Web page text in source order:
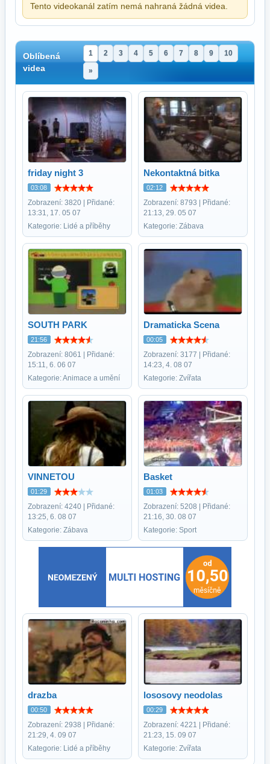
Tento videokanál zatím nemá nahraná žádná videa.
Oblíbená
videa
1 2 3 4 5 6 7 8 9 10
»
friday night 3
03:08
Zobrazení: 3820 | Přidané:
13:31, 17. 05 07
Kategorie: Lidé a příběhy
Nekontaktná bitka
02:12
Zobrazení: 8793 | Přidané:
21:13, 29. 05 07
Kategorie: Zábava
SOUTH PARK
21:56
Zobrazení: 8061 | Přidané:
15:11, 6. 06 07
Kategorie: Animace a umění
Dramaticka Scena
00:05
Zobrazení: 3177 | Přidané:
14:23, 4. 08 07
Kategorie: Zvířata
VINNETOU
01:29
Zobrazení: 4240 | Přidané:
13:25, 6. 08 07
Kategorie: Zábava
Basket
01:03
Zobrazení: 5208 | Přidané:
21:16, 30. 08 07
Kategorie: Sport
drazba
00:50
Zobrazení: 2938 | Přidané:
21:29, 4. 09 07
Kategorie: Lidé a příběhy
lososovy neodolas
00:29
Zobrazení: 4221 | Přidané:
21:23, 15. 09 07
Kategorie: Zvířata